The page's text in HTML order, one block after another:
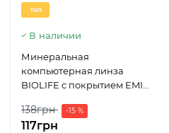
Топ
В наличии
Минеральная
компьютерная линза
BIOLIFE c покрытием EMI
138грн -15 %
117грн